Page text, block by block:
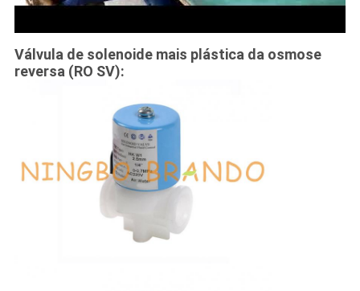
Válvula de solenoide mais plástica da osmose
reversa (RO SV):